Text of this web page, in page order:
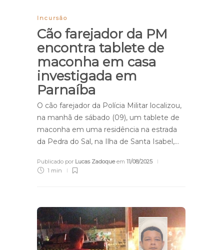
Incursão
Cão farejador da PM
encontra tablete de
maconha em casa
investigada em
Parnaíba
O cão farejador da Polícia Militar localizou,
na manhã de sábado (09), um tablete de
maconha em uma residência na estrada
da Pedra do Sal, na Ilha de Santa Isabel,…
Publicado por Lucas Zadoqueem 11/08/2025
1 min